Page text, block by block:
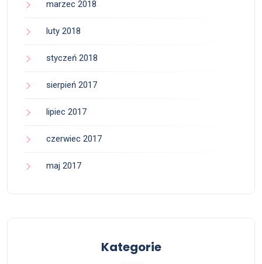
marzec 2018
luty 2018
styczeń 2018
sierpień 2017
lipiec 2017
czerwiec 2017
maj 2017
Kategorie